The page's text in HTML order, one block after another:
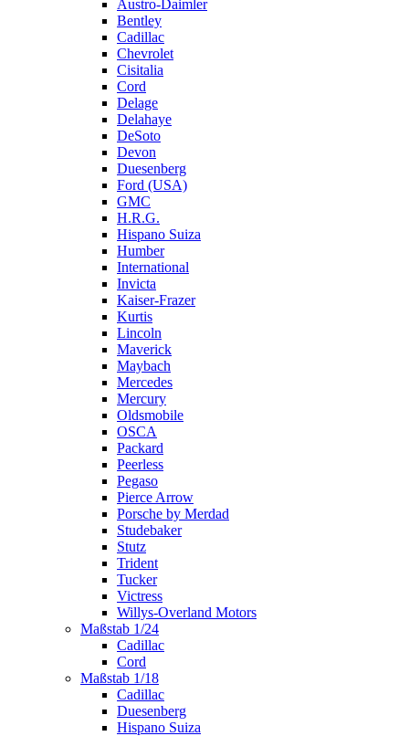
Austro-Daimler
Bentley
Cadillac
Chevrolet
Cisitalia
Cord
Delage
Delahaye
DeSoto
Devon
Duesenberg
Ford (USA)
GMC
H.R.G.
Hispano Suiza
Humber
International
Invicta
Kaiser-Frazer
Kurtis
Lincoln
Maverick
Maybach
Mercedes
Mercury
Oldsmobile
OSCA
Packard
Peerless
Pegaso
Pierce Arrow
Porsche by Merdad
Studebaker
Stutz
Trident
Tucker
Victress
Willys-Overland Motors
Maßstab 1/24
Cadillac
Cord
Maßstab 1/18
Cadillac
Duesenberg
Hispano Suiza